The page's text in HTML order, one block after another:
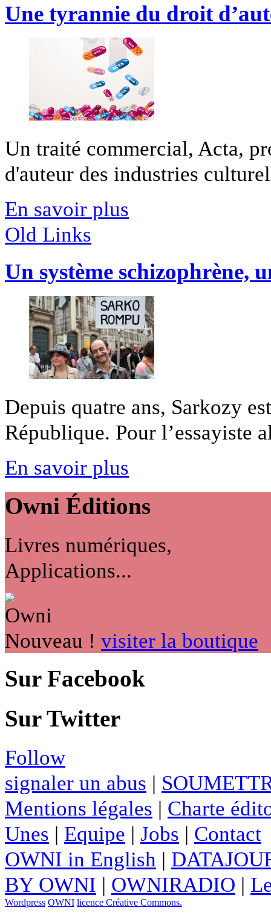
Une tyrannie du droit
Un traité commercial, Acta,
d'auteur des industries
En savoir plus
Old Links
Un système schizophrène,
Depuis quatre ans, Sarkozy
République. Pour l’essayiste
En savoir plus
Owni Éditions
Livres numériques,
Applications...
Nouveau ! visiter la boutique
Sur Facebook
Sur Twitter
Follow
signaler un abus |
Mentions légales | Charte
Unes | Equipe | Jobs | Contact
OWNI in English |
BY OWNI | OWNIRADIO |
Wordpress OWNI licence Créative Commons.